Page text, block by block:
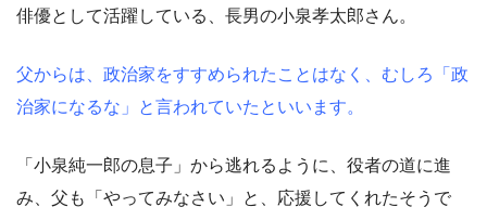
俳優として活躍している、長男の小泉孝太郎さん。
父からは、政治家をすすめられたことはなく、むしろ「政
治家になるな」と言われていたといいます。
「小泉純一郎の息子」から逃れるように、役者の道に進
み、父も「やってみなさい」と、応援してくれたそうで